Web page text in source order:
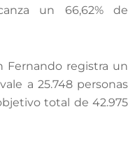
un 66,62% de
Fernando registra un
a 25.748 personas
total de 42.975